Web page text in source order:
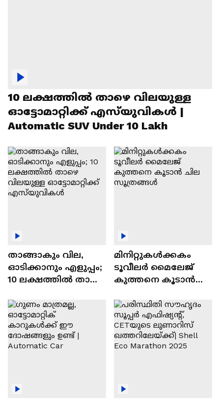
10 ലക്ഷത്തിൽ താഴെ വിലയുള്ള
ഓട്ടോമാറ്റിക്ക് എസ്‍യുവികൾ |
Automatic SUV Under 10 Lakh
താങ്ങാകും വില,
ഓടിക്കാനും എളുപ്പം;
10 ലക്ഷത്തിൽ താഴെ
ഓട്ടോമാറ്റിക്ക്
എസ്‍യുവികൾ
മിനിറ്റുകൾക്കകം
ടൂവീലർ മൈലേജ്
കുത്തനെ കൂടാൻ